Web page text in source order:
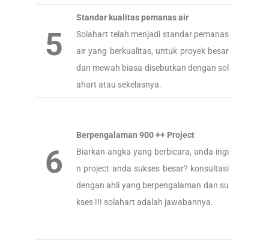
5
Standar kualitas pemanas air
Solahart telah menjadi standar pemanas
air yang berkualitas, untuk proyek besar
dan mewah biasa disebutkan dengan sol
ahart atau sekelasnya.
6
Berpengalaman 900 ++ Project
Biarkan angka yang berbicara, anda ingi
n project anda sukses besar? konsultasi
dengan ahli yang berpengalaman dan su
kses !!! solahart adalah jawabannya.